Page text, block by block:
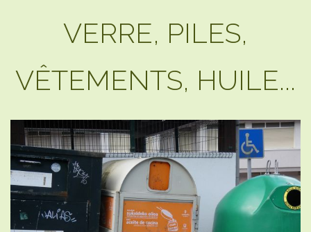
VERRE, PILES,
VÊTEMENTS, HUILE...